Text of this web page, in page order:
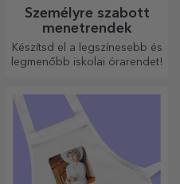
Személyre szabott
menetrendek
Készítsd el a legszínesebb és
legmenőbb iskolai órarendet!